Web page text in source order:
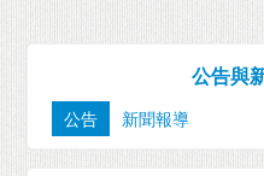
公告與
公告 新聞報導